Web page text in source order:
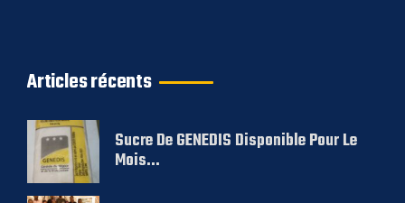
Articles récents
Sucre De GENEDIS Disponible Pour Le
Mois...